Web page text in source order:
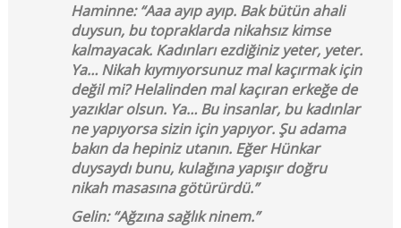
Haminne: “Aaa ayıp ayıp. Bak bütün ahali
duysun, bu topraklarda nikahsız kimse
kalmayacak. Kadınları ezdiğiniz yeter, yeter.
Ya… Nikah kıymıyorsunuz mal kaçırmak için
değil mi? Helalinden mal kaçıran erkeğe de
yazıklar olsun. Ya… Bu insanlar, bu kadınlar
ne yapıyorsa sizin için yapıyor. Şu adama
bakın da hepiniz utanın. Eğer Hünkar
duysaydı bunu, kulağına yapışır doğru
nikah masasına götürürdü.”
Gelin: “Ağzına sağlık ninem.”